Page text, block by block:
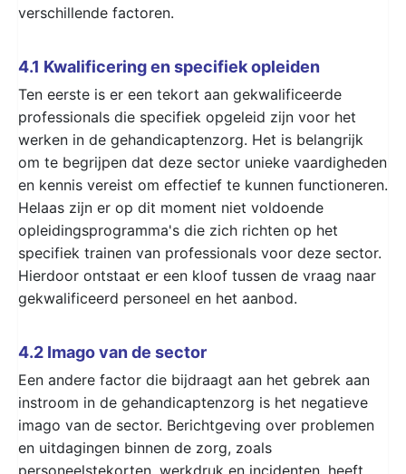
verschillende factoren.
4.1 Kwalificering en specifiek opleiden
Ten eerste is er een tekort aan gekwalificeerde
professionals die specifiek opgeleid zijn voor het
werken in de gehandicaptenzorg. Het is belangrijk
om te begrijpen dat deze sector unieke vaardigheden
en kennis vereist om effectief te kunnen functioneren.
Helaas zijn er op dit moment niet voldoende
opleidingsprogramma's die zich richten op het
specifiek trainen van professionals voor deze sector.
Hierdoor ontstaat er een kloof tussen de vraag naar
gekwalificeerd personeel en het aanbod.
4.2 Imago van de sector
Een andere factor die bijdraagt aan het gebrek aan
instroom in de gehandicaptenzorg is het negatieve
imago van de sector. Berichtgeving over problemen
en uitdagingen binnen de zorg, zoals
personeelstekorten, werkdruk en incidenten, heeft